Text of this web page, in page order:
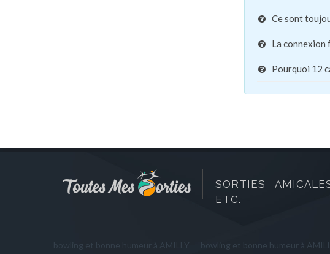
Ce sont
La connexion
Pourquoi 12
SORTIES
ETC.
bowling et bonne humeur à AMILLY bowling et bonne humeur à